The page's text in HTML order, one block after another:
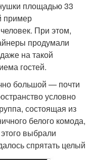
площадью 33
пример
При этом,
продумали
на такой
гостей.
большой — почти
условно
состоящая из
белого комода,
выбрали
спрятать целый